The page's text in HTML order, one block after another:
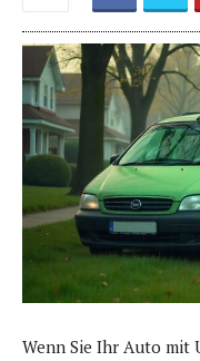
Wenn Sie Ihr Auto mit